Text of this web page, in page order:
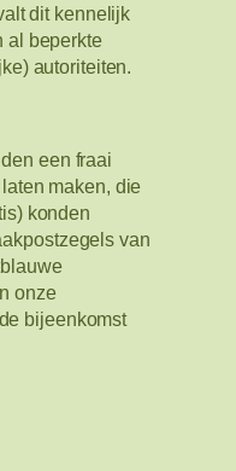
dit kennelijk
al beperkte
autoriteiten.
een fraai
maken, die
konden
van
onze
bijeenkomst